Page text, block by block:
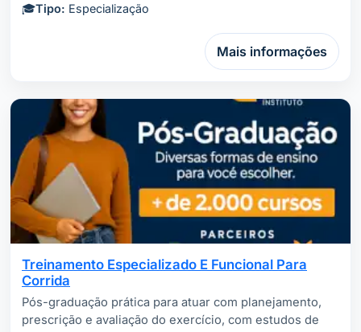
🎓Tipo: Especialização
Mais informações
Treinamento Especializado E Funcional Para
Corrida
Pós-graduação prática para atuar com planejamento,
prescrição e avaliação do exercício, com estudos de